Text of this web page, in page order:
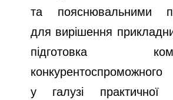
та пояснювальними
для вирішення
підготовка
у галузі практичної